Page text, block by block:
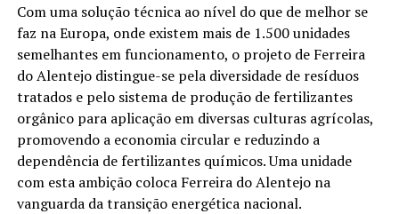
Com uma solução técnica ao nível do que de melhor se
faz na Europa, onde existem mais de 1.500 unidades
semelhantes em funcionamento, o projeto de Ferreira
do Alentejo distingue-se pela diversidade de resíduos
tratados e pelo sistema de produção de fertilizantes
orgânico para aplicação em diversas culturas agrícolas,
promovendo a economia circular e reduzindo a
dependência de fertilizantes químicos. Uma unidade
com esta ambição coloca Ferreira do Alentejo na
vanguarda da transição energética nacional.